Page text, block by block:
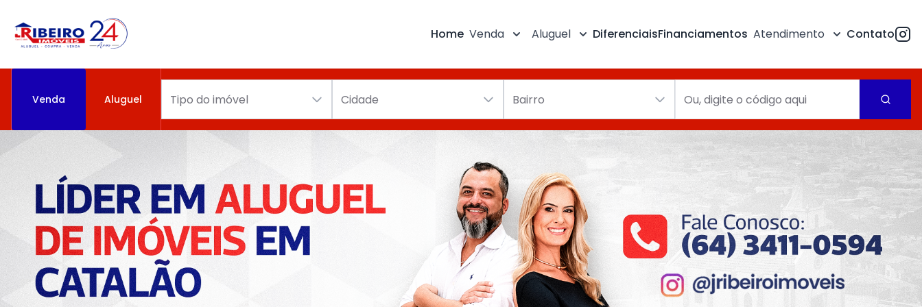
Home Venda Aluguel DiferenciaisFinanciamentos Atendimento Contato
Venda Aluguel